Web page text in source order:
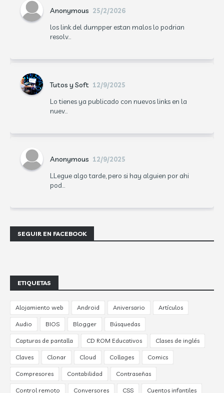
Anonymous 25/2/2026
los link del dumpper estan malos lo podrian
resolv...
Tutos y Soft 12/9/2025
Lo tienes ya publicado con nuevos links en la
nuev...
Anonymous 12/9/2025
LLegue algo tarde, pero si hay alguien por ahi
pod...
SEGUIR EN FACEBOOK
ETIQUETAS
Alojamiento web Android Aniversario Artículos
Audio BIOS Blogger Búsquedas
Capturas de pantalla CD ROM Educativos Clases de inglés
Claves Clonar Cloud Collages Comics
Compresores Contabilidad Contraseñas
Control remoto Conversores CSS Cuentos infantiles